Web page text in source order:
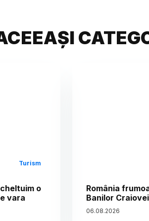
Turism
o
vara
România
Banilor
06.08.2026